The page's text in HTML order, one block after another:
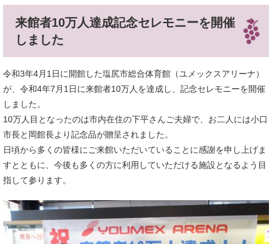
来館者10万人達成記念セレモニーを開催
しました
令和3年4月1日に開館した塩尻市総合体育館（ユメックスアリーナ）
が、令和4年7月1日に来館者10万人を達成し、記念セレモニーを開催
しました。
10万人目となったのは市内在住の下平さんご夫婦で、お二人には小口
市長と岡館長より記念品が贈呈されました。
日頃から多くの皆様にご来館いただいていることに感謝を申し上げま
すとともに、今後も多くの方に利用していただける施設となるよう目
指して参ります。